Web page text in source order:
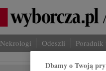
Nekrologi Odeszli Poradnik
Dbamy o Twoją